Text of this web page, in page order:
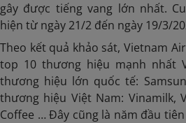
gây được tiếng vang lớn nhất.
hiện từ ngày 21/2 đến ngày 19/3/
Theo kết quả khảo sát, Vietnam
top 10 thương hiệu mạnh nhất
thương hiệu lớn quốc tế:
thương hiệu Việt Nam: Vinamilk,
Coffee … Đây cũng là năm đầu